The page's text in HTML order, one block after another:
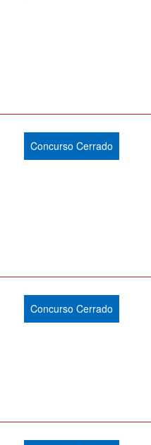
Concurso Cerrado
Concurso Cerrado